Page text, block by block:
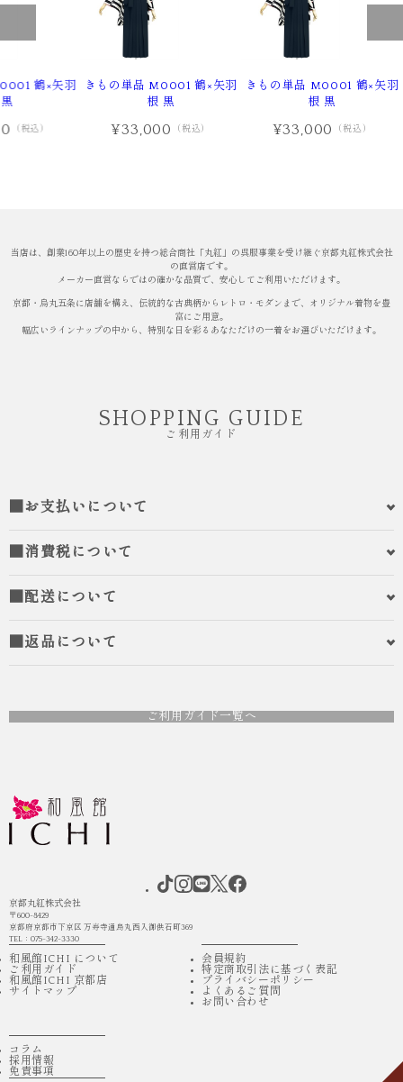
鶴×矢羽
（税込）
きもの単品 M0001 鶴×矢羽
根 黒
¥33,000 （税込）
きもの単品 M0001 鶴×矢羽
根 黒
¥33,000 （税込）
当店は、創業160年以上の歴史を持つ総合商社「丸紅」の呉服事業を受け継ぐ京都丸紅株式会社
の直営店です。
メーカー直営ならではの確かな品質で、安心してご利用いただけます。
京都・烏丸五条に店舗を構え、伝統的な古典柄からレトロ・モダンまで、オリジナル着物を豊
富にご用意。
幅広いラインナップの中から、特別な日を彩るあなただけの一着をお選びいただけます。
SHOPPING GUIDE
ご利用ガイド
■お支払いについて
■消費税について
■配送について
■返品について
ご利用ガイド一覧へ
京都丸紅株式会社
〒600-8429
京都府京都市下京区 万寿寺通烏丸西入御供石町369
TEL：075-342-3330
和風館ICHI について
ご利用ガイド
和風館ICHI 京都店
サイトマップ
会員規約
特定商取引法に基づく表記
プライバシーポリシー
よくあるご質問
お問い合わせ
コラム
採用情報
免責事項